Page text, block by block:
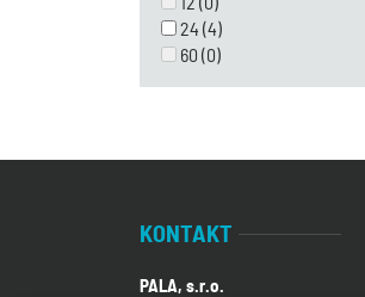
24 (4)
60 (0)
KONTAKT
PALA, s.r.o.